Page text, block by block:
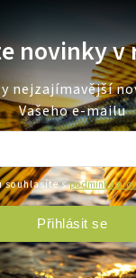
novinky v
nejzajímavější
Vašeho e-mailu
souhlasíte spodmínkami
Přihlásit se